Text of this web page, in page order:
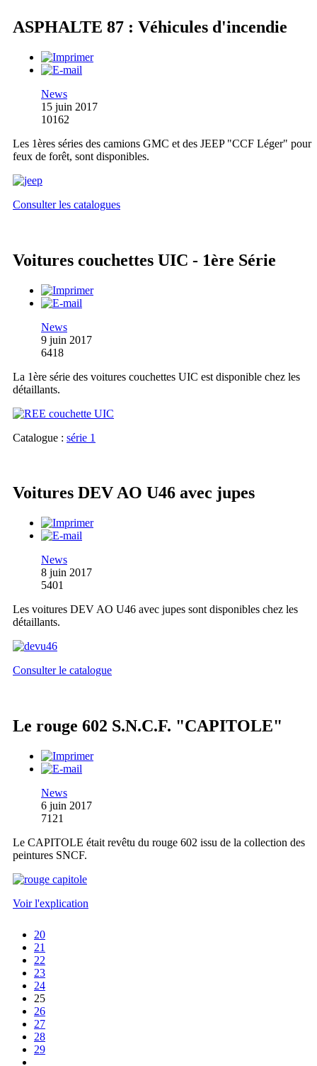
ASPHALTE 87 : Véhicules d'incendie
News
15 juin 2017
10162
Les 1ères séries des camions GMC et des JEEP "CCF Léger" pour
feux de forêt, sont disponibles.
Consulter les catalogues
Voitures couchettes UIC - 1ère Série
News
9 juin 2017
6418
La 1ère série des voitures couchettes UIC est disponible chez les
détaillants.
Catalogue : série 1
Voitures DEV AO U46 avec jupes
News
8 juin 2017
5401
Les voitures DEV AO U46 avec jupes sont disponibles chez les
détaillants.
Consulter le catalogue
Le rouge 602 S.N.C.F. "CAPITOLE"
News
6 juin 2017
7121
Le CAPITOLE était revêtu du rouge 602 issu de la collection des
peintures SNCF.
Voir l'explication
20
21
22
23
24
25
26
27
28
29